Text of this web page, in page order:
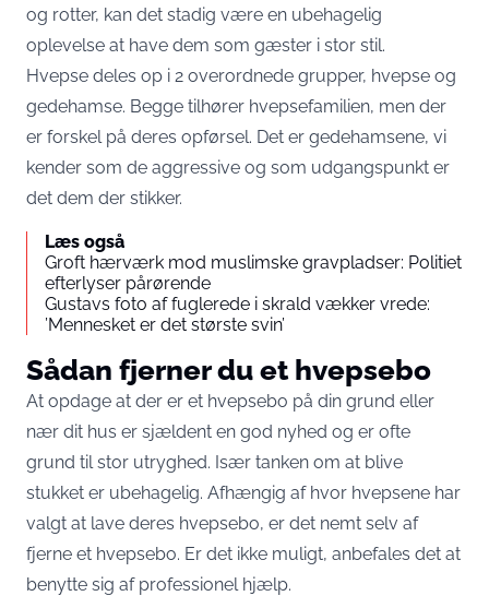
og rotter, kan det stadig være en ubehagelig
oplevelse at have dem som gæster i stor stil.
Hvepse deles op i 2 overordnede grupper, hvepse og
gedehamse. Begge tilhører hvepsefamilien, men der
er forskel på deres opførsel. Det er gedehamsene, vi
kender som de aggressive og som udgangspunkt er
det dem der stikker.
Læs også
Groft hærværk mod muslimske gravpladser: Politiet
efterlyser pårørende
Gustavs foto af fuglerede i skrald vækker vrede:
’Mennesket er det største svin’
Sådan fjerner du et hvepsebo
At opdage at der er et hvepsebo på din grund eller
nær dit hus er sjældent en god nyhed og er ofte
grund til stor utryghed. Især tanken om at blive
stukket er ubehagelig. Afhængig af hvor hvepsene har
valgt at lave deres hvepsebo, er det nemt selv af
fjerne et hvepsebo. Er det ikke muligt, anbefales det at
benytte sig af professionel hjælp.